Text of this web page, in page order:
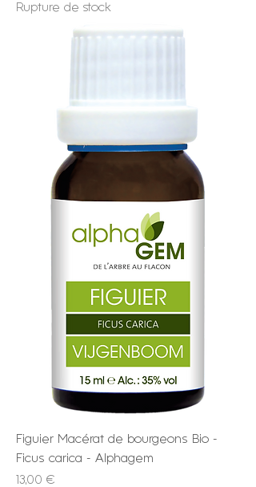
Rupture de stock
Figuier Macérat de bourgeons Bio -
Ficus carica - Alphagem
Prix
13,00 €